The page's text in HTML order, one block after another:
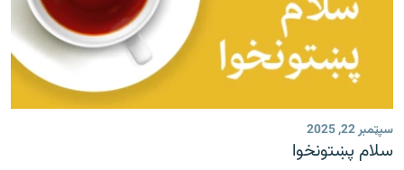
سپټمبر 22, 2025
سلام پښتونخوا